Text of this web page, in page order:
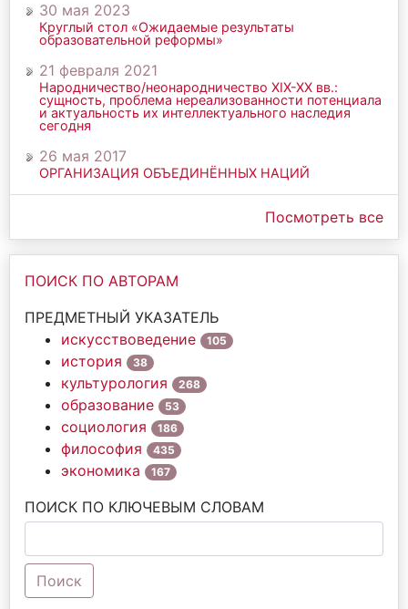
30 мая 2023
Круглый стол «Ожидаемые результаты
образовательной реформы»
21 февраля 2021
Народничество/неонародничество ХIХ-ХХ вв.:
сущность, проблема нереализованности потенциала
и актуальность их интеллектуального наследия
сегодня
26 мая 2017
ОРГАНИЗАЦИЯ ОБЪЕДИНЁННЫХ НАЦИЙ
Посмотреть все
ПОИСК ПО АВТОРАМ
ПРЕДМЕТНЫЙ УКАЗАТЕЛЬ
искусствоведение
105
история 38
культурология 268
образование 53
социология 186
философия 435
экономика 167
ПОИСК ПО КЛЮЧЕВЫМ СЛОВАМ
Поиск